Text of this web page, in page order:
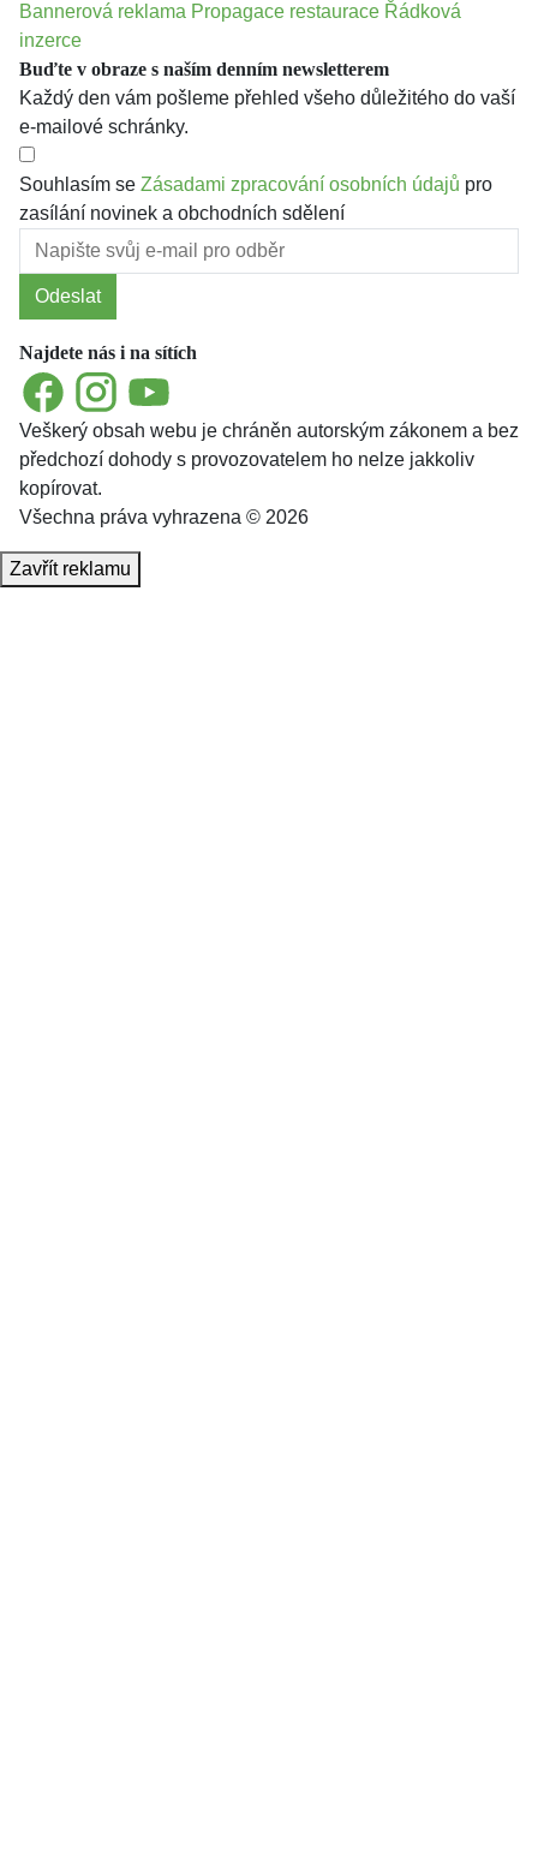
Bannerová reklama Propagace restaurace Řádková
inzerce
Buďte v obraze s naším denním newsletterem
Každý den vám pošleme přehled všeho důležitého do vaší
e-mailové schránky.
Souhlasím se Zásadami zpracování osobních údajů pro
zasílání novinek a obchodních sdělení
Odeslat
Najdete nás i na sítích
FacebookInstagramYouTube
Veškerý obsah webu je chráněn autorským zákonem a bez
předchozí dohody s provozovatelem ho nelze jakkoliv
kopírovat.
Všechna práva vyhrazena © 2026
Zavřít reklamu